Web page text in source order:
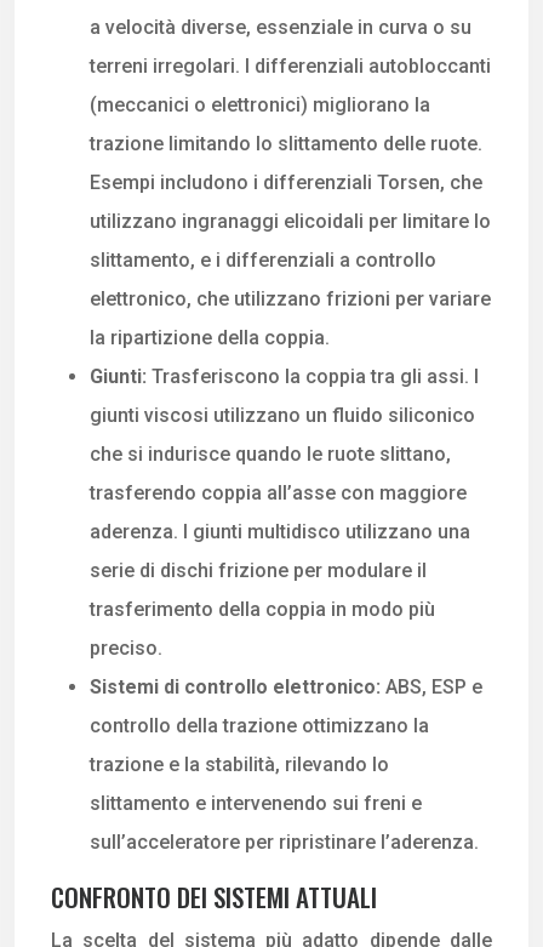
a velocità diverse, essenziale in curva o su
terreni irregolari. I differenziali autobloccanti
(meccanici o elettronici) migliorano la
trazione limitando lo slittamento delle ruote.
Esempi includono i differenziali Torsen, che
utilizzano ingranaggi elicoidali per limitare lo
slittamento, e i differenziali a controllo
elettronico, che utilizzano frizioni per variare
la ripartizione della coppia.
Giunti: Trasferiscono la coppia tra gli assi. I
giunti viscosi utilizzano un fluido siliconico
che si indurisce quando le ruote slittano,
trasferendo coppia all’asse con maggiore
aderenza. I giunti multidisco utilizzano una
serie di dischi frizione per modulare il
trasferimento della coppia in modo più
preciso.
Sistemi di controllo elettronico: ABS, ESP e
controllo della trazione ottimizzano la
trazione e la stabilità, rilevando lo
slittamento e intervenendo sui freni e
sull’acceleratore per ripristinare l’aderenza.
CONFRONTO DEI SISTEMI ATTUALI
La scelta del sistema più adatto dipende dalle